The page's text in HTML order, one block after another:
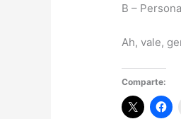
B – Persona
Ah, vale,
Comparte: